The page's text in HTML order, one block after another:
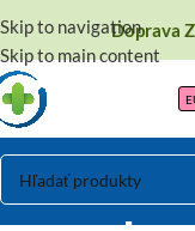
Skip to navigation
Skip to main content
Doprava